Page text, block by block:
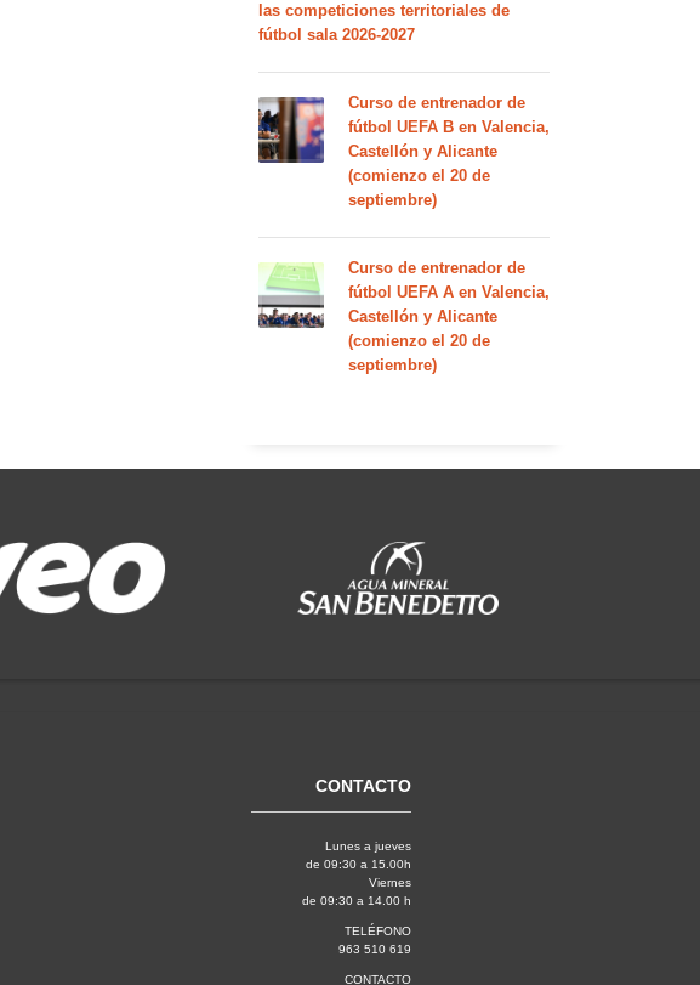
las competiciones territoriales de
fútbol sala 2026-2027
Curso de entrenador de
fútbol UEFA B en Valencia,
Castellón y Alicante
(comienzo el 20 de
septiembre)
Curso de entrenador de
fútbol UEFA A en Valencia,
Castellón y Alicante
(comienzo el 20 de
septiembre)
CONTACTO
Lunes a jueves
de 09:30 a 15.00h
Viernes
de 09:30 a 14.00 h
TELÉFONO
963 510 619
CONTACTO